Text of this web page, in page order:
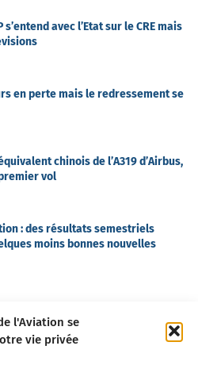
l'Aviation se
vie privée
s’entend avec l’Etat sur le CRE mais
en perte mais le redressement se
chinois de l’A319 d’Airbus,
vol
: des résultats semestriels
moins bonnes nouvelles